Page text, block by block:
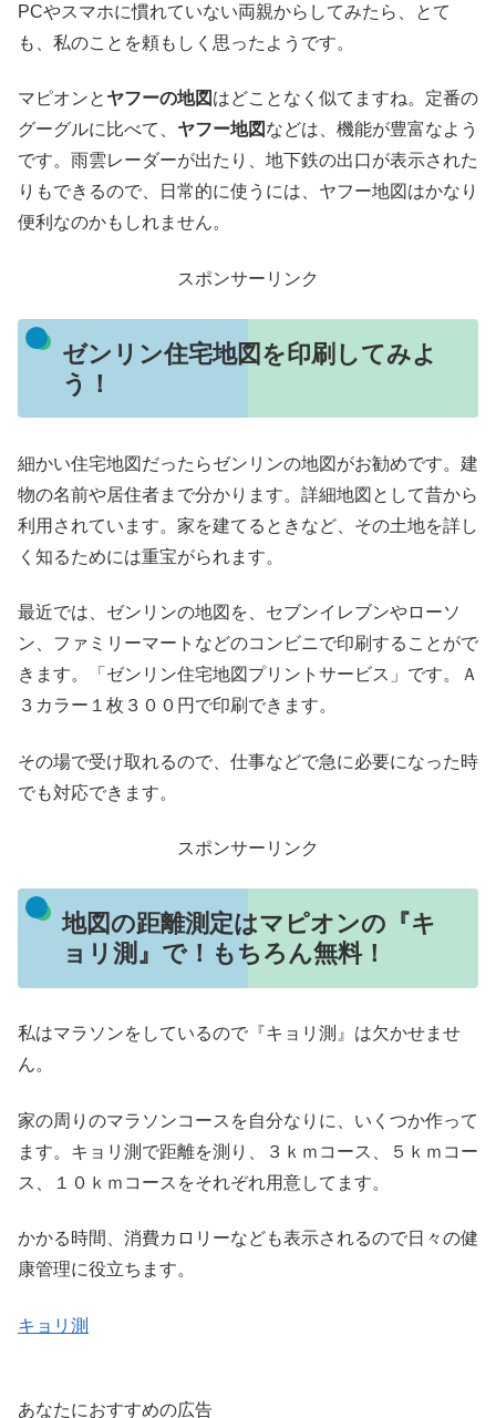
PCやスマホに慣れていない両親からしてみたら、とて
も、私のことを頼もしく思ったようです。
マピオンと ヤフーの地図 はどことなく似てますね。定番の
グーグルに比べて、 ヤフー地図 などは、機能が豊富なよう
です。雨雲レーダーが出たり、地下鉄の出口が表示された
りもできるので、日常的に使うには、ヤフー地図はかなり
便利なのかもしれません。
スポンサーリンク
ゼンリン住宅地図を印刷してみよ
う！
細かい住宅地図だったらゼンリンの地図がお勧めです。建
物の名前や居住者まで分かります。詳細地図として昔から
利用されています。家を建てるときなど、その土地を詳し
く知るためには重宝がられます。
最近では、ゼンリンの地図を、セブンイレブンやローソ
ン、ファミリーマートなどのコンビニで印刷することがで
きます。「ゼンリン住宅地図プリントサービス」です。Ａ
３カラー１枚３００円で印刷できます。
その場で受け取れるので、仕事などで急に必要になった時
でも対応できます。
スポンサーリンク
地図の距離測定はマピオンの『キ
ョリ測』で！もちろん無料！
私はマラソンをしているので『キョリ測』は欠かせませ
ん。
家の周りのマラソンコースを自分なりに、いくつか作って
ます。キョリ測で距離を測り、３ｋｍコース、５ｋｍコー
ス、１０ｋｍコースをそれぞれ用意してます。
かかる時間、消費カロリーなども表示されるので日々の健
康管理に役立ちます。
キョリ測
あなたにおすすめの広告